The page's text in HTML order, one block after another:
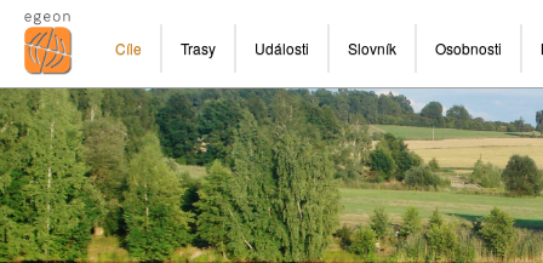
Cíle Trasy Události Slovník Osobnosti